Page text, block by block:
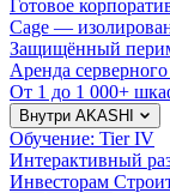
Готовое
Cage —
Защищённый
Аренда
От 1 до 1 000+
Внутри AKASHI
Обучение: Tier IV
Интерактивный
Инвесторам